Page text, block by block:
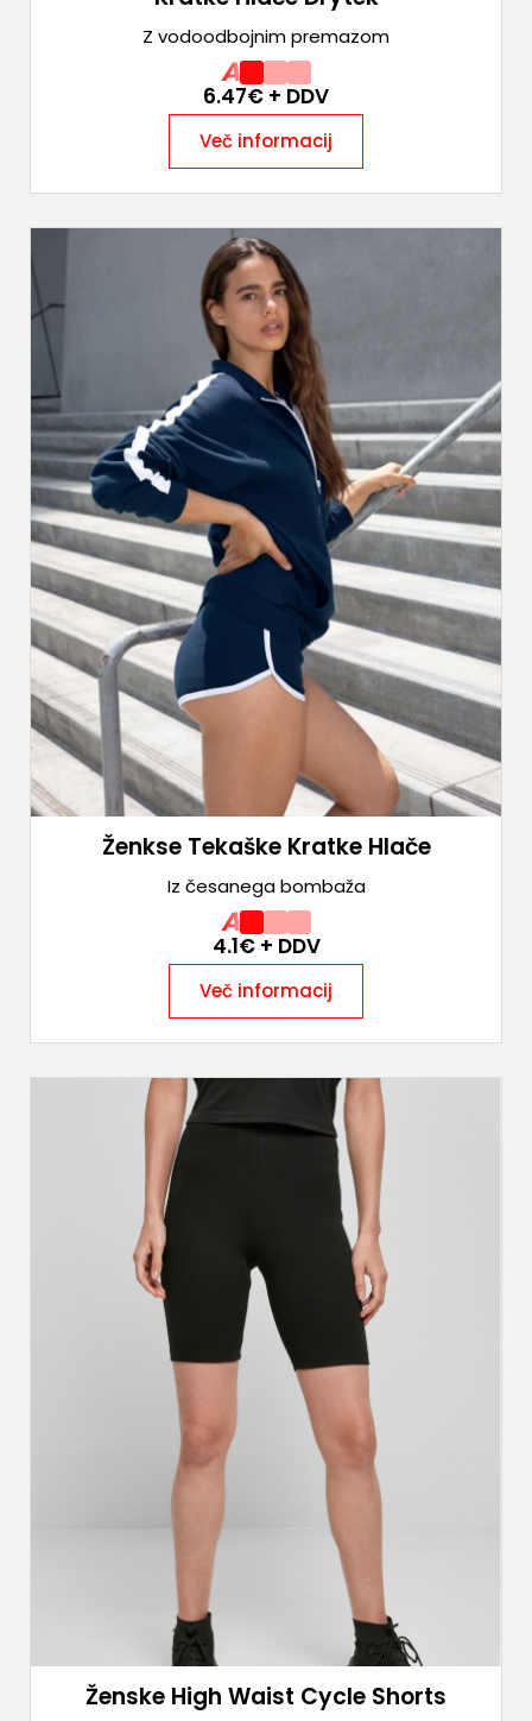
Z vodoodbojnim premazom
A
6.47€ + DDV
Več informacij
Ženkse Tekaške Kratke Hlače
Iz česanega bombaža
A
4.1€ + DDV
Več informacij
Ženske High Waist Cycle Shorts